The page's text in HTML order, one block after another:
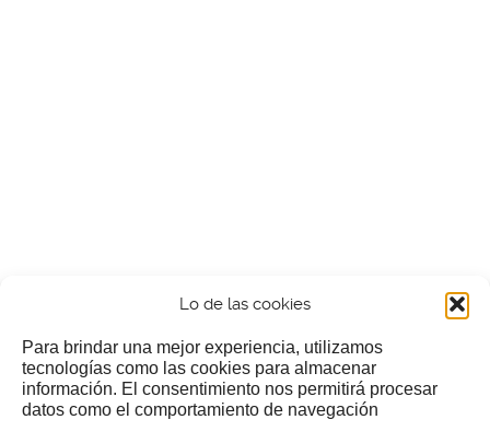
Lo de las cookies
Para brindar una mejor experiencia, utilizamos
tecnologías como las cookies para almacenar
información. El consentimiento nos permitirá procesar
datos como el comportamiento de navegación
¿Nos invitas a un cafecillo?